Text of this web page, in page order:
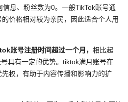
息、粉丝数为0。一般TikTok账号通
的价格相对较为亲民，因此适合个人用
账号注册时间超过一个月，相比起
具有一定的优势。tiktok满月账号在
权，有助于内容传播和影响力的扩